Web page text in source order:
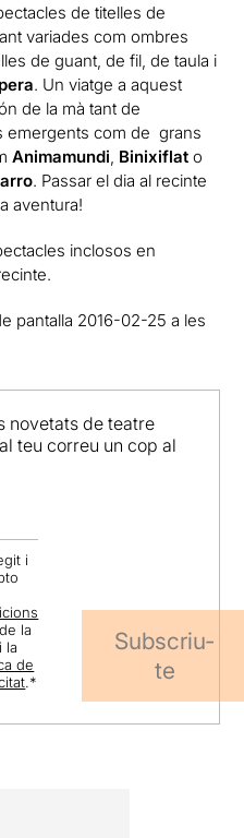
de titelles de
variades com ombres
de guant, de fil, de taula i
. Un viatge a aquest
de la mà tant de
emergents com de grans
Animamundi, Binixiflato
. Passar el dia al recinte
aventura!
inclosos en
novetats de teatre
teu correu un cop al
i
de la
la
de
.*
Subscriu-
te